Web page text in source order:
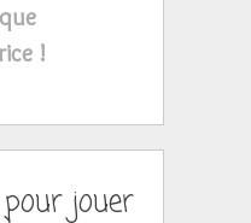
!
jouer